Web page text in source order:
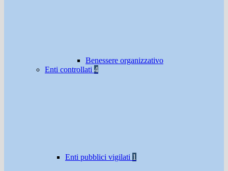
Benessere organizzativo
Enti controllati 4
Enti pubblici vigilati 1